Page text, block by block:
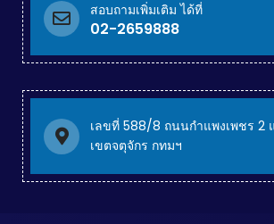
สอบถามเพิ่มเติม ได้ที่
02-2659888
เลขที่ 588/8 ถนนกำแพงเพชร 2
เขตจตุจักร กทมฯ